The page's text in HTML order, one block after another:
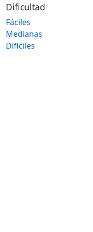
Dificultad
Fáciles
Medianas
Dificiles